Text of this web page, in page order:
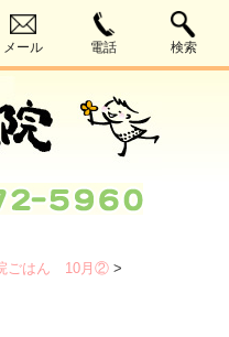
メール 電話 検索
ごはん 10月② >